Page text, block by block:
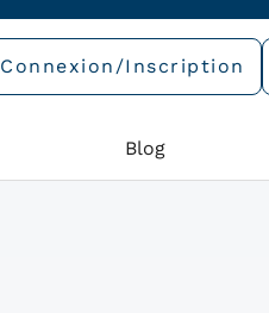
Connexion/Inscription
Blog